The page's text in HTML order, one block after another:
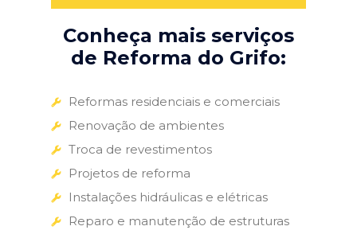
Conheça mais serviços
de Reforma do Grifo:
Reformas residenciais e comerciais
Renovação de ambientes
Troca de revestimentos
Projetos de reforma
Instalações hidráulicas e elétricas
Reparo e manutenção de estruturas